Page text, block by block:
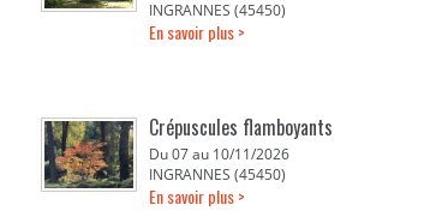
INGRANNES (45450)
En savoir plus >
Crépuscules flamboyants
Du 07 au 10/11/2026
INGRANNES (45450)
En savoir plus >